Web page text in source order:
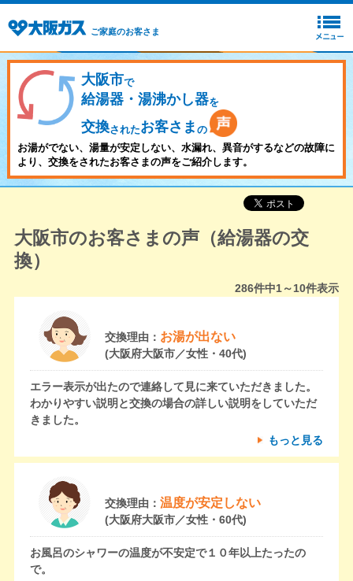
ご家庭のお客さま
大阪市で
給湯器・湯沸かし器を
交換されたお客さま の
お湯がでない、湯量が安定しない、水漏れ、異音がするなどの故障に
より、交換をされたお客さまの声をご紹介します。
大阪市のお客さまの声（給湯器の交
換）
286件中1～10件表示
交換理由： お湯が出ない
(大阪府大阪市／女性・40代)
エラー表示が出たので連絡して見に来ていただきました。
わかりやすい説明と交換の場合の詳しい説明をしていただ
きました。
もっと見る
交換理由： 温度が安定しない
(大阪府大阪市／女性・60代)
お風呂のシャワーの温度が不安定で１０年以上たったの
で。